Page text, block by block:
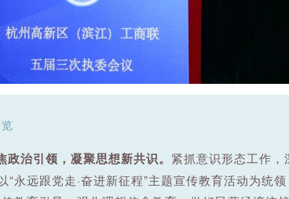
政治引领，凝聚思想新共识。 紧抓意识形态工作，
永远跟党走·奋进新征程”主题宣传教育活动为统领